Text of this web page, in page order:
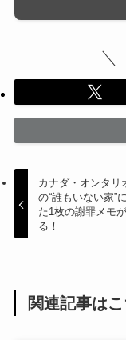
カナダ・オンタリ
の“誰もいない家”
た1枚の謝罪メモ
る！
関連記事は